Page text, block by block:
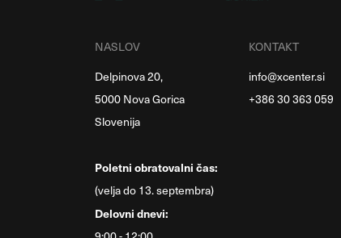
NASLOV
Delpinova 20,
5000 Nova Gorica
Slovenija
Poletni obratovalni čas:
(velja do 13. septembra)
Delovni dnevi:
KONTAKT
info@xcenter.si
+386 30 363 059